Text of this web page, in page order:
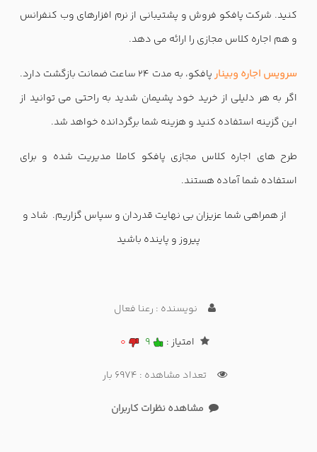
کنید. شرکت پافکو فروش و پشتیبانی از نرم افزارهای وب کنفرانس
و هم اجاره کلاس مجازی را ارائه می دهد.
سرویس اجاره وبینار
پافکو، به مدت 24 ساعت ضمانت بازگشت دارد.
اگر به هر دلیلی از خرید خود پشیمان شدید به راحتی می توانید از
این گزینه استفاده کنید و هزینه شما برگردانده خواهد شد.
طرح های اجاره کلاس مجازی پافکو کاملا مدیریت شده و برای
استفاده شما آماده هستند.
از همراهی شما عزیزان بی نهایت قدردان و سپاس گزاریم. شاد و
پیروز و پاینده باشید
نویسنده : رعنا فعال
امتیاز : 9
0
تعداد مشاهده : 6974 بار
مشاهده نظرات کاربران